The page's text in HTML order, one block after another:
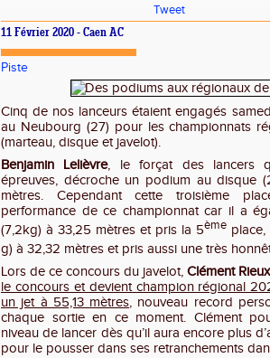
Tweet
11 Février 2020 - Caen AC
Piste
Cinq de nos lanceurs étaient engagés
au Neubourg (27) pour les championnats
(marteau, disque et javelot).
Benjamin Lelièvre, le forçat des lancers
épreuves, décroche un podium au disque
mètres. Cependant cette troisième
performance de ce championnat car il a
(7,2kg) à 33,25 mètres et pris la 5ème
g) à 32,32 mètres et pris aussi une très
Lors de ce concours du javelot, Clément
le concours et devient champion régional
un jet à 55,13 mètres, nouveau record
chaque sortie en ce moment. Clément
niveau de lancer dès qu’il aura encore plus
pour le pousser dans ses retranchements